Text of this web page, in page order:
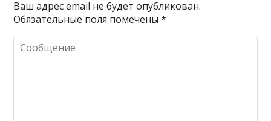
Ваш адрес email не будет опубликован.
Обязательные поля помечены*